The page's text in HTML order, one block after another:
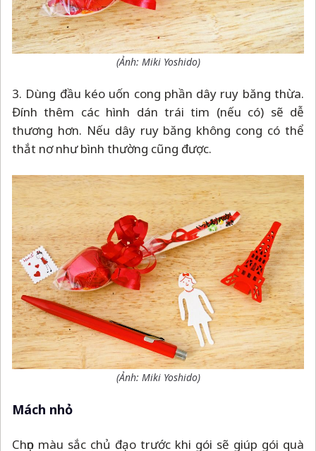
(Ảnh: Miki Yoshido)
3. Dùng đầu kéo uốn cong phần dây ruy băng thừa.
Đính thêm các hình dán trái tim (nếu có) sẽ dễ
thương hơn. Nếu dây ruy băng không cong có thể
thắt nơ như bình thường cũng được.
(Ảnh: Miki Yoshido)
Mách nhỏ
Chọn màu sắc chủ đạo trước khi gói sẽ giúp gói quà